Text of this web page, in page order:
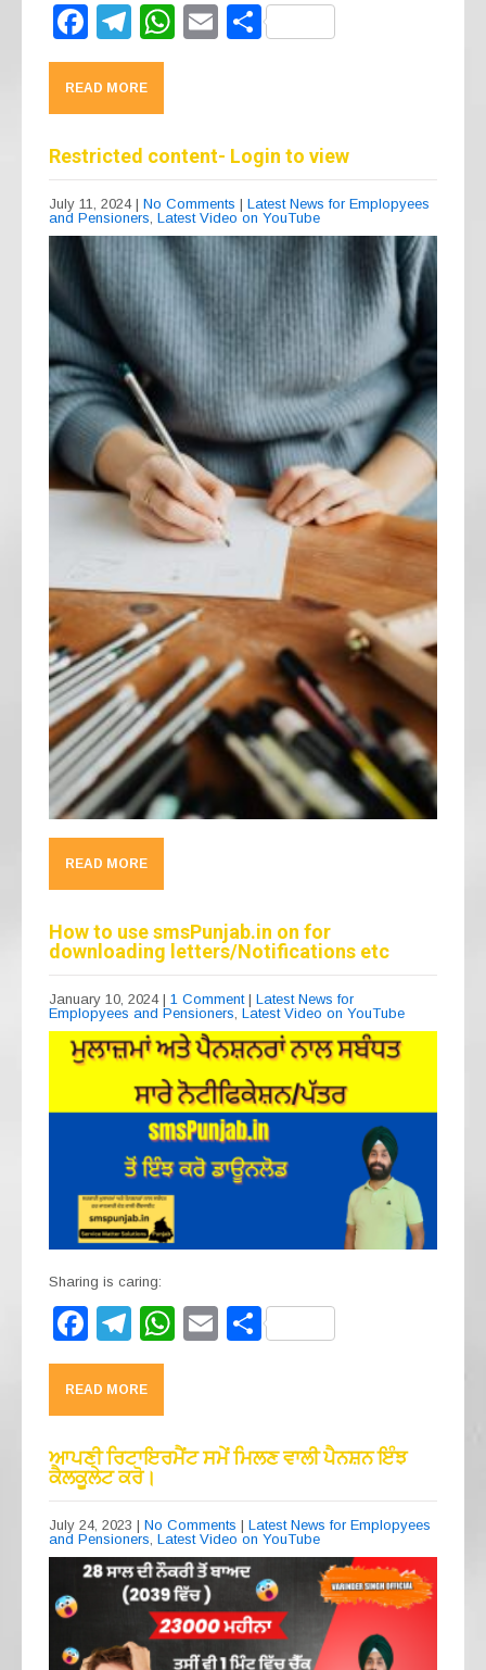
F
a
c
e
b
o
o
k
T
el
e
gr
a
m
W
A
p
p
E S
READ MORE
Restricted content- Login to view
July 11, 2024 | No Comments | Latest News for Emplopyees
and Pensioners Latest Video on YouTube
READ MORE
How to use smsPunjab.in on for
downloading letters/Notifications etc
January 10, 2024 | 1 Comment | Latest News for
Emplopyees and Pensioners Latest Video on YouTube
Sharing is caring:
F
a
c
e
b
o
o
k
T
el
e
gr
a
m
W
A
p
p
E S
READ MORE
ਆਪਣੀ ਰਿਟਾਇਰਮੈਂਟ ਸਮੇਂ ਮਿਲਣ ਵਾਲੀ ਪੈਨਸ਼ਨ ਇੰਝ
ਕੈਲਕੂਲੇਟ ਕਰੋ।
July 24, 2023 | No Comments | Latest News for Emplopyees
and Pensioners, Latest Video on YouTube